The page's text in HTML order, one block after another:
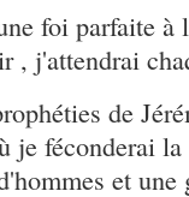
foi parfaite à
, j'attendrai
de
féconderai la
et